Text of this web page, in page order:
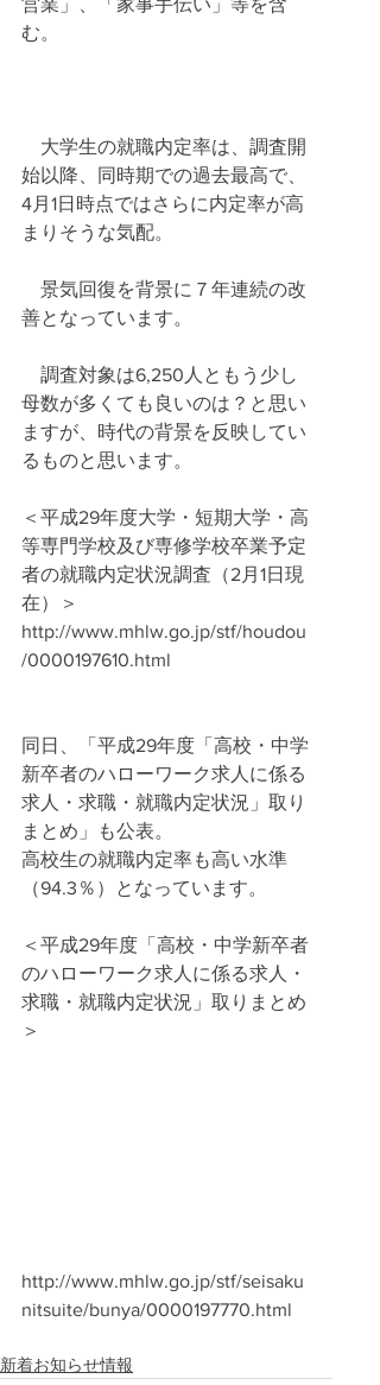
営業」、「家事手伝い」等を含
む。
大学生の就職内定率は、調査開
始以降、同時期での過去最高で、
4月1日時点ではさらに内定率が高
まりそうな気配。
景気回復を背景に７年連続の改
善となっています。
調査対象は6,250人ともう少し
母数が多くても良いのは？と思い
ますが、時代の背景を反映してい
るものと思います。
＜平成29年度大学・短期大学・高
等専門学校及び専修学校卒業予定
者の就職内定状況調査（2月1日現
在）＞
http://www.mhlw.go.jp/stf/houdou
/0000197610.html
同日、「平成29年度「高校・中学
新卒者のハローワーク求人に係る
求人・求職・就職内定状況」取り
まとめ」も公表。
高校生の就職内定率も高い水準
（94.3％）となっています。
＜平成29年度「高校・中学新卒者
のハローワーク求人に係る求人・
求職・就職内定状況」取りまとめ
＞
http://www.mhlw.go.jp/stf/seisaku
nitsuite/bunya/0000197770.html
新着お知らせ情報